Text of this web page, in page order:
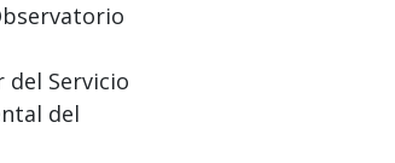
del Servicio
del